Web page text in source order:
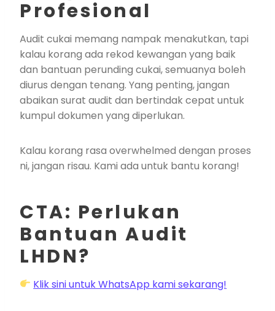
Profesional
Audit cukai memang nampak menakutkan, tapi
kalau korang ada rekod kewangan yang baik
dan bantuan perunding cukai, semuanya boleh
diurus dengan tenang. Yang penting, jangan
abaikan surat audit dan bertindak cepat untuk
kumpul dokumen yang diperlukan.
Kalau korang rasa overwhelmed dengan proses
ni, jangan risau. Kami ada untuk bantu korang!
CTA: Perlukan
Bantuan Audit
LHDN?
Klik sini untuk WhatsApp kami sekarang!